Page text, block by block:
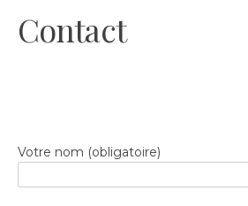
Contact
Votre nom (obligatoire)